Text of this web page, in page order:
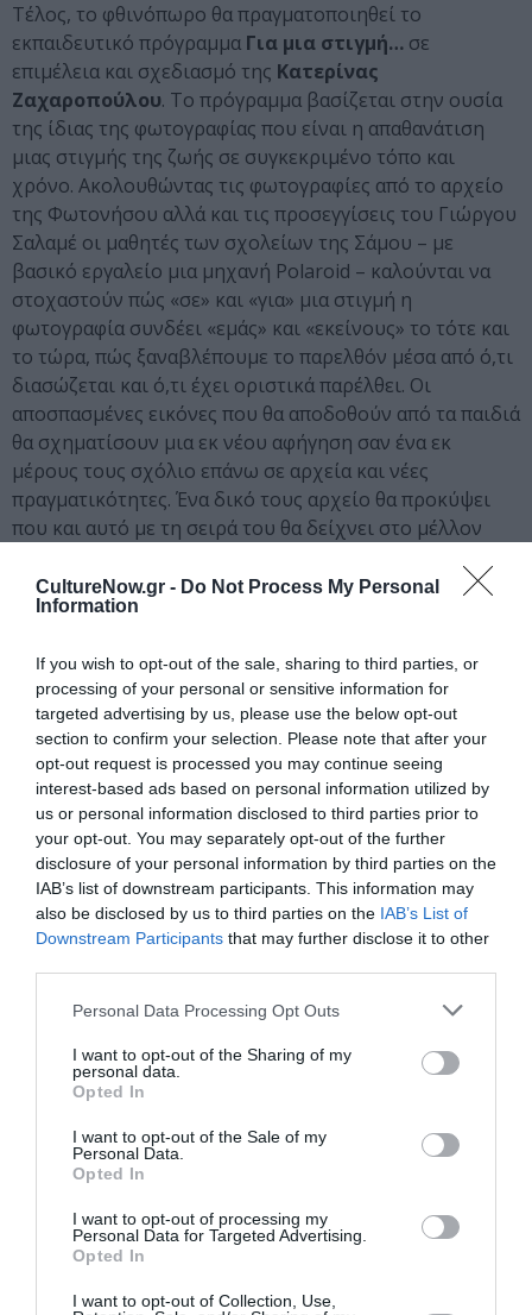
CultureNow.gr - Do Not Process My Personal
Information
If you wish to opt-out of the sale, sharing to third parties, or
processing of your personal or sensitive information for
targeted advertising by us, please use the below opt-out
section to confirm your selection. Please note that after your
opt-out request is processed you may continue seeing
interest-based ads based on personal information utilized by
us or personal information disclosed to third parties prior to
your opt-out. You may separately opt-out of the further
disclosure of your personal information by third parties on the
IAB’s list of downstream participants. This information may
also be disclosed by us to third parties on the IAB’s List of
Downstream Participants that may further disclose it to other
Personal Data Processing Opt Outs
I want to opt-out of the Sharing of my
personal data.
Opted In
I want to opt-out of the Sale of my
Personal Data.
Opted In
I want to opt-out of processing my
Personal Data for Targeted Advertising.
Opted In
I want to opt-out of Collection, Use,
Τέλος, το φθινόπωρο θα πραγματοποιηθεί το
εκπαιδευτικό πρόγραμμα Για μια στιγμή… σε
επιμέλεια και σχεδιασμό της Κατερίνας
Ζαχαροπούλου. Το πρόγραμμα βασίζεται στην ουσία
της ίδιας της φωτογραφίας που είναι η απαθανάτιση
μιας στιγμής της ζωής σε συγκεκριμένο τόπο και
χρόνο. Ακολουθώντας τις φωτογραφίες από το αρχείο
της Φωτονήσου αλλά και τις προσεγγίσεις του Γιώργου
Σαλαμέ οι μαθητές των σχολείων της Σάμου – με
βασικό εργαλείο μια μηχανή Polaroid – καλούνται να
στοχαστούν πώς «σε» και «για» μια στιγμή η
φωτογραφία συνδέει «εμάς» και «εκείνους» το τότε και
το τώρα, πώς ξαναβλέπουμε το παρελθόν μέσα από ό,τι
διασώζεται και ό,τι έχει οριστικά παρέλθει. Οι
αποσπασμένες εικόνες που θα αποδοθούν από τα παιδιά
θα σχηματίσουν μια εκ νέου αφήγηση σαν ένα εκ
μέρους τους σχόλιο επάνω σε αρχεία και νέες
πραγματικότητες. Ένα δικό τους αρχείο θα προκύψει
που και αυτό με τη σειρά του θα δείχνει στο μέλλον
Ίδρυμα Schwarz
Γιαννακόπουλο, ένα από τα ιδρυτικά μέλη της
Φωτονήσου, ο οποίος είχε την πρωτοβουλία για την
ψηφιοποίηση των αρχείων.
Γιώργος Σαλαμέ
Γιώργος Σαλαμέ(Georges Salameh) είναι εικαστικός
καλλιτέχνης και κινηματογραφιστής. Γεννήθηκε στη
Βηρυτό το 1973. Έχει ζήσει στο Λίβανο, την Κύπρο, την
Ελλάδα, τη Γαλλία, τη Σικελία και την Αίγυπτο ενώ τα
τελευταία έξι χρόνια ζει και εργάζεται στην Αθήνα.
Σπούδασε κινηματογράφο στο Paris VIII St. Denis. Η
δουλειά και η έρευνά του εστιάζουν στην έννοια της
καθίζησης, τόσο με τη φυσική όσο και με τη
της πραγματικότητας, των γλωσσών και των
αφηγήσεων. Από το 1998 εκθέτει φωτογραφικές
ταινίες στην Ελλάδα και στο εξωτερικό. Από το 2009
είναι συνιδρυτής της πλατφόρμας παραγωγής και
εκδόσεων MeMSéA. Έχει επιμεληθεί και συν-επιμεληθεί
αφιερώματα ταινιών και φωτογραφιών και έχει
διοργανώσει εργαστήρια που στρέφονται γύρω από τη
μελέτη της στατικής και κινούμενης εικόνας.